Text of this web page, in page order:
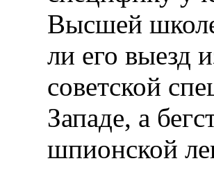
Высшей
ли его выезд
советской
Западе, а
шпионской